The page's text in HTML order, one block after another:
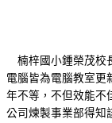
楠梓國小鍾榮茂校
電腦皆為電腦教室更
年不等，不但效能不
公司煉製事業部得知